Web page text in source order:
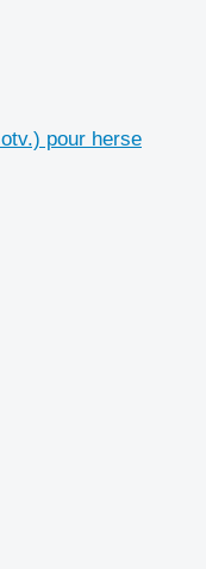
pour herse